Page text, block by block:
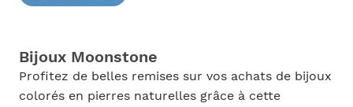
Bijoux Moonstone
Profitez de belles remises sur vos achats de bijoux
colorés en pierres naturelles grâce à cette